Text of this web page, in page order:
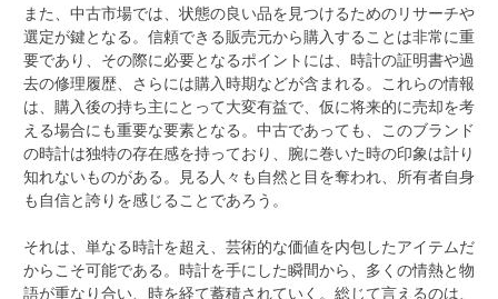
また、中古市場では、状態の良い品を見つけるためのリサーチや
選定が鍵となる。信頼できる販売元から購入することは非常に重
要であり、その際に必要となるポイントには、時計の証明書や過
去の修理履歴、さらには購入時期などが含まれる。これらの情報
は、購入後の持ち主にとって大変有益で、仮に将来的に売却を考
える場合にも重要な要素となる。中古であっても、このブランド
の時計は独特の存在感を持っており、腕に巻いた時の印象は計り
知れないものがある。見る人々も自然と目を奪われ、所有者自身
も自信と誇りを感じることであろう。
それは、単なる時計を超え、芸術的な価値を内包したアイテムだ
からこそ可能である。時計を手にした瞬間から、多くの情熱と物
語が重なり合い、時を経て蓄積されていく。総じて言えるのは、